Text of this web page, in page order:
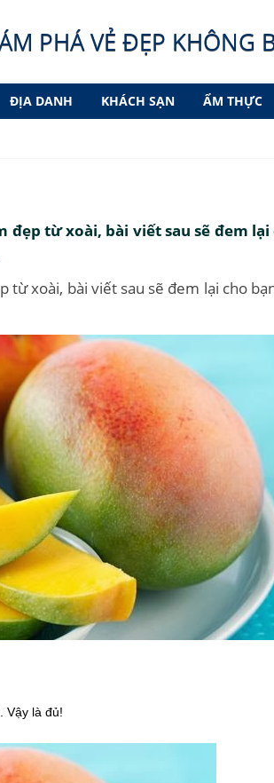
PHÁ VẺ ĐẸP KHÔNG
ĐỊA DANH KHÁCH SẠN ẨM THỰC
từ xoài, bài viết sau sẽ đem
xoài, bài viết sau sẽ đem lại cho
Vậy là đủ!